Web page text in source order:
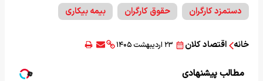
دستمزد کارگران حقوق کارگران بیمه بیکاری
خانه اقتصاد کلان ۲۳ اردیبهشت ۱۴۰۵
مطالب پیشنهادی